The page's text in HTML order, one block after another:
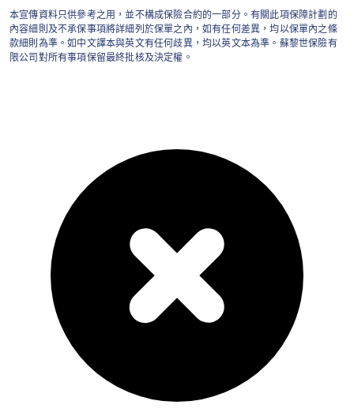
第一節自選伸延保障
包括工程物料清理費用
第二節 －第三者責任保障*
因裝修工程導致他人死亡或傷殘及財物損毀
的第三者責任之保障
第二節自選伸延保障
保障因室內裝修工程期間，意外事故引致業
主的財物損毀
保障延伸至受聘之工程探訪者於非經常性視
察工地期間發生之意外死亡或受傷所導致的
本宣傳資料只供參考之用，並不構成保險合約的一部分。有關此項保障計劃的
內容細則及不承保事項將詳細列於保單之內，如有任何差異，均以保單內之條
款細則為準。如中文譯本與英文有任何歧異，均以英文本為準。蘇黎世保險有
限公司對所有事項保留最終批核及決定權。